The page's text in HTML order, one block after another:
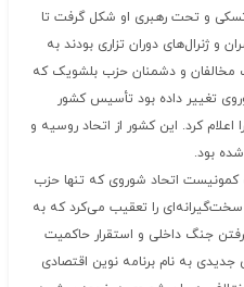
و تحت رهبری او شکل گرفت تا
و ژنرال‌های دوران تزاری بودند به
و پس از سرکوب مخالفان و دشمنان حزب بلشویک که
تغییر داده بود تأسیس کشور
کرد. این کشور از اتحاد روسیه و
بود.
اتحاد شوروی که تنها حزب
را تعقیب می‌کرد که به
جنگ داخلی و استقرار حاکمیت
به نام برنامه نوین اقتصادی